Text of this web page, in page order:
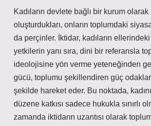
Kadıların devlete bağlı bir kurum olarak
oluşturdukları, onların toplumdaki
da perçinler. İktidar, kadıların
yetkilerin yanı sıra, dini bir referansla
ideolojisine yön verme yeteneğinden
gücü, toplumu şekillendiren güç
şekilde hareket eder. Bu noktada,
düzene katkısı sadece hukukla sınırlı
zamanda iktidarın uzantısı olarak